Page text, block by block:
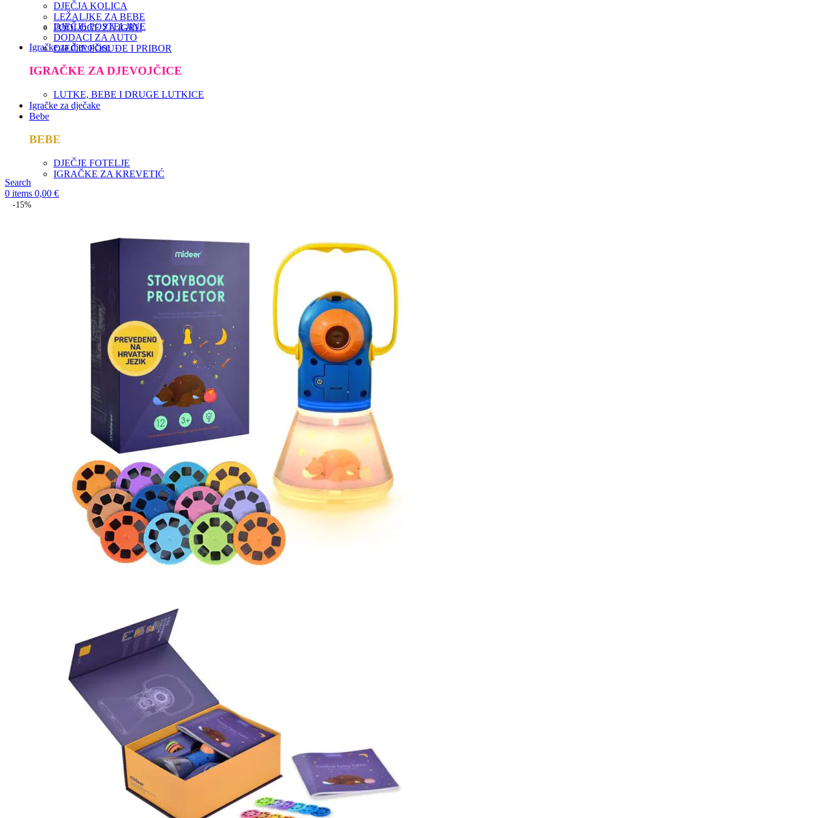
DJEČJA KOLICA
LEŽALJKE ZA BEBE
PODLOGE ZA IGRU
DJEČJE POSTELJINE
DODACI ZA AUTO
DJEČJE POSUĐE I PRIBOR
Igračke za djevojčice
IGRAČKE ZA DJEVOJČICE
LUTKE, BEBE I DRUGE LUTKICE
Igračke za dječake
Bebe
BEBE
DJEČJE FOTELJE
IGRAČKE ZA KREVETIĆ
Search
0 items 0,00 €
-15%